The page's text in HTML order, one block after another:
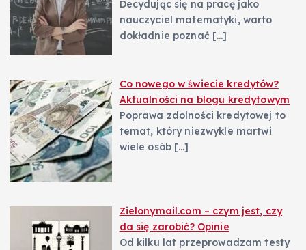
Decydując się na pracę jako
nauczyciel matematyki, warto
dokładnie poznać […]
Co nowego w świecie kredytów?
Aktualności na blogu kredytowym
Poprawa zdolności kredytowej to
temat, który niezwykle martwi
wiele osób […]
Zielonymail.com – czym jest, czy
da się zarobić? Opinie
Od kilku lat przeprowadzam testy